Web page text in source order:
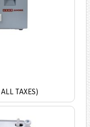
TAXES)